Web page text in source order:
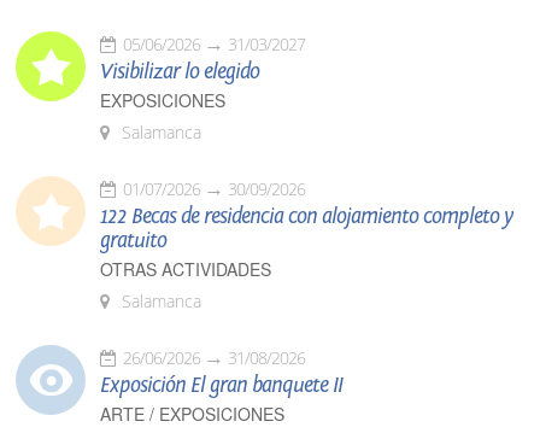
05/06/2026 31/03/2027
Visibilizar lo elegido
EXPOSICIONES
Salamanca
01/07/2026 30/09/2026
122 Becas de residencia con alojamiento completo y
gratuito
OTRAS ACTIVIDADES
Salamanca
26/06/2026 31/08/2026
Exposición El gran banquete II
ARTE / EXPOSICIONES